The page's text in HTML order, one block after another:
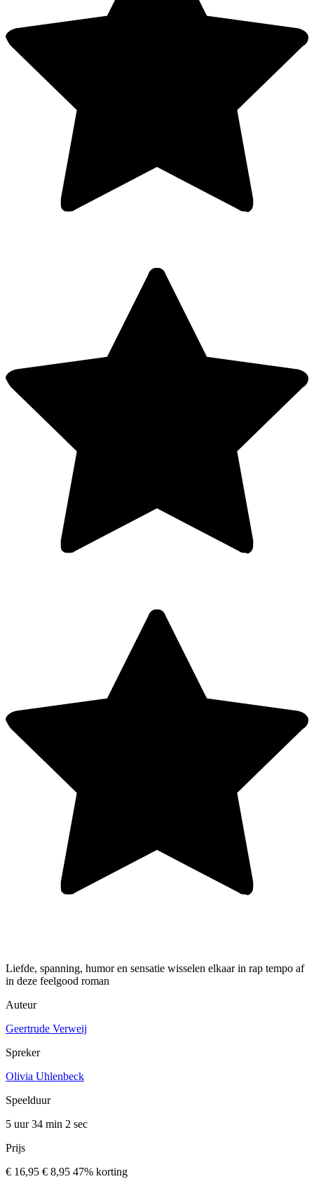
Liefde, spanning, humor en sensatie wisselen elkaar in rap tempo af
in deze feelgood roman
Auteur
Geertrude Verweij
Spreker
Olivia Uhlenbeck
Speelduur
5 uur 34 min 2 sec
Prijs
€ 16,95 € 8,95 47% korting